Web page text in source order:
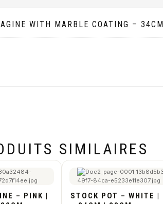
WITH MARBLE COATING –
SIMILAIRES
– PINK |
STOCK POT – WHITE |